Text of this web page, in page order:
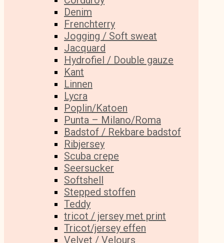
Denim
Frenchterry
Jogging / Soft sweat
Jacquard
Hydrofiel / Double gauze
Kant
Linnen
Lycra
Poplin/Katoen
Punta – Milano/Roma
Badstof / Rekbare badstof
Ribjersey
Scuba crepe
Seersucker
Softshell
Stepped stoffen
Teddy
tricot / jersey met print
Tricot/jersey effen
Velvet / Velours